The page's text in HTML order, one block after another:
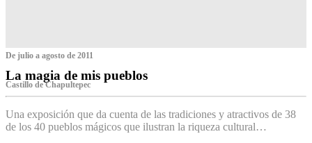
De julio a agosto de 2011
La magia de mis pueblos
Castillo de Chapultepec
Una exposición que da cuenta de las tradiciones y atractivos de 38
de los 40 pueblos mágicos que ilustran la riqueza cultural…